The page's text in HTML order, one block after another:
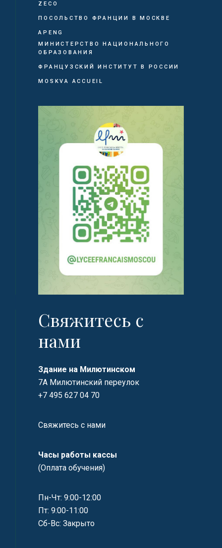
ZECO
ПОСОЛЬСТВО ФРАНЦИИ В МОСКВЕ
APENG
МИНИСТЕРСТВО НАЦИОНАЛЬНОГО
ОБРАЗОВАНИЯ
ФРАНЦУЗСКИЙ ИНСТИТУТ В РОССИИ
MOSKVA ACCUEIL
Свяжитесь с
нами
Здание на Милютинском
7А Милютинский переулок
+7 495 627 04 70
Свяжитесь с нами
Часы работы кассы
(Оплата обучения)
Пн-Чт: 9:00-12:00
Пт: 9:00-11:00
Сб-Вс: Закрыто